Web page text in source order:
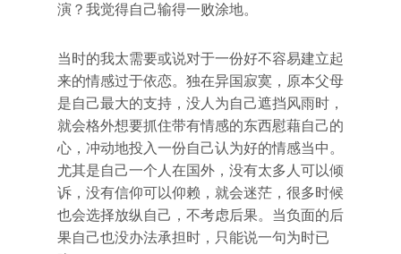
演？我觉得自己输得一败涂地。
当时的我太需要或说对于一份好不容易建立起
来的情感过于依恋。独在异国寂寞，原本父母
是自己最大的支持，没人为自己遮挡风雨时，
就会格外想要抓住带有情感的东西慰藉自己的
心，冲动地投入一份自己认为好的情感当中。
尤其是自己一个人在国外，没有太多人可以倾
诉，没有信仰可以仰赖，就会迷茫，很多时候
也会选择放纵自己，不考虑后果。当负面的后
果自己也没办法承担时，只能说一句为时已